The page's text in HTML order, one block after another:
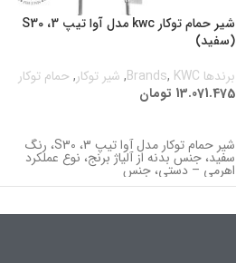
شیر حمام توکار kwc مدل آوا تیپ 3، S30
(سفید)
برندها Brands
, KWC
, شیر توکار, حمام توکار
13.071.475 تومان
شیر حمام توکار مدل آوا تیپ 3، S30، رنگ
سفید، جنس بدنه از آلیاژ برنج، نوع عملکرد
اهرمی – دستی، جنس